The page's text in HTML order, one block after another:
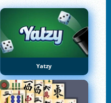
Yatzy